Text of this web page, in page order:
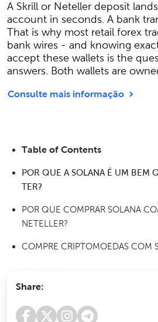
Table of Contents
POR QUE A SOLANA É UM BEM
TER?
POR QUE COMPRAR SOLANA
NETELLER?
COMPRE CRIPTOMOEDAS COM
Share:
A Skrill or Neteller deposit
account in seconds. A bank
That is why most retail forex
bank wires - and knowing
accept these wallets is the
answers. Both wallets are
Consulte mais informação